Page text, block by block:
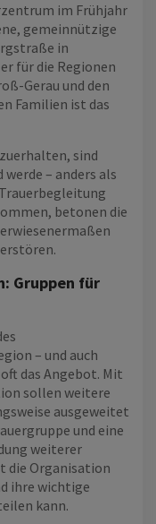
im Frühjahr
gemeinnützige
in
für die Regionen
Gerau und den
Familien ist das
sind
– anders als
betonen die
Gruppen für
– und auch
das Angebot. Mit
sollen weitere
ausgeweitet
und eine
weiterer
die Organisation
ihre wichtige
kann.